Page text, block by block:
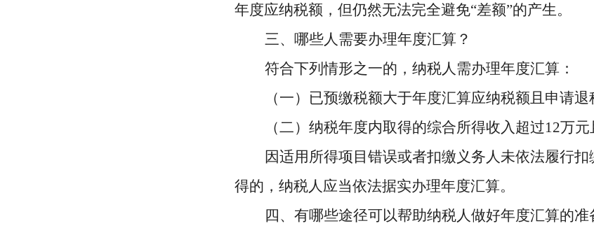
年度应纳税额，但仍然无法完全避免“差额”的产生。
三、哪些人需要办理年度汇算？
符合下列情形之一的，纳税人需办理年度汇算：
（一）已预缴税额大于年度汇算应纳税额且申请退
（二）纳税年度内取得的综合所得收入超过12万元
因适用所得项目错误或者扣缴义务人未依法履行
得的，纳税人应当依法据实办理年度汇算。
四、有哪些途径可以帮助纳税人做好年度汇算的准